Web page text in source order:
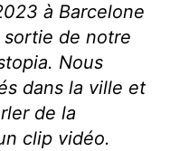
à Barcelone
de notre
. Nous
dans la ville et
de la
clip vidéo.